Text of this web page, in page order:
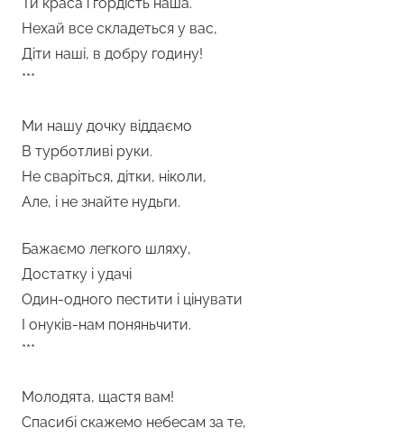
Нехай все складеться у вас,
Діти наші, в добру годину!
***
Ми нашу дочку віддаємо
В турботливі руки.
Не сваріться, дітки, ніколи,
Але, і не знайте нудьги.
Бажаємо легкого шляху,
Достатку і удачі
Один-одного пестити і цінувати
І онуків-нам поняньчити.
***
Молодята, щастя вам!
Спасибі скажемо небесам за те,